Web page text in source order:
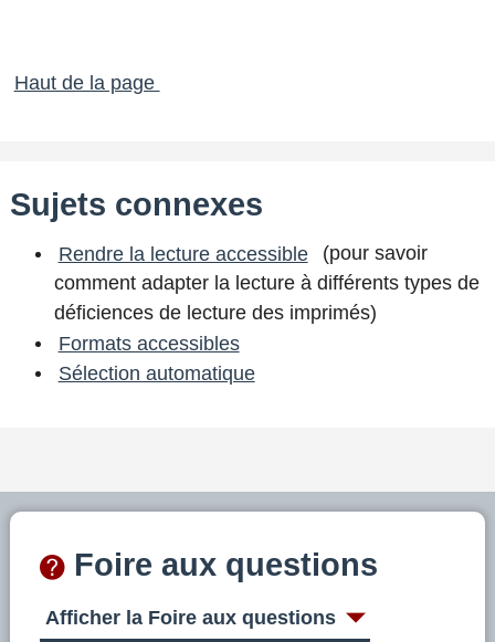
Haut de la page
Sujets connexes
Rendre la lecture accessible
(pour savoir
comment adapter la lecture à différents types de
déficiences de lecture des imprimés)
Formats accessibles
Sélection automatique
Foire aux questions
Afficher la Foire aux questions